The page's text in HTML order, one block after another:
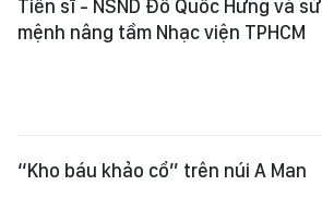
Tiến sĩ - NSND Đỗ Quốc Hưng và sứ
mệnh nâng tầm Nhạc viện TPHCM
“Kho báu khảo cổ” trên núi A Man